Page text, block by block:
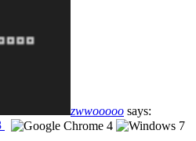
zwwooooo says: